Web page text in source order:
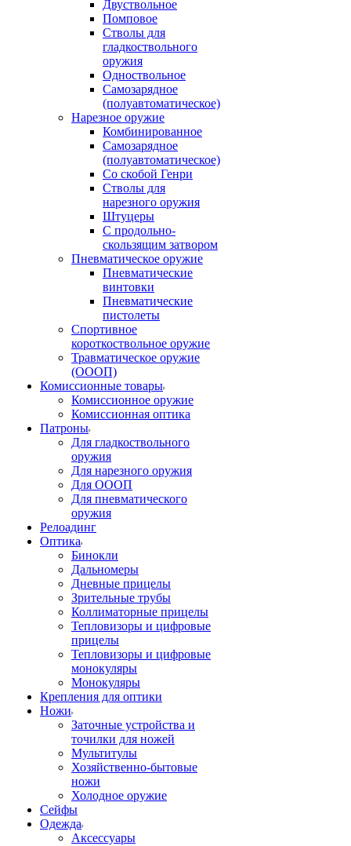
Двуствольное
Помповое
Стволы для
гладкоствольного
оружия
Одноствольное
Самозарядное
(полуавтоматическое)
Нарезное оружие
Комбинированное
Самозарядное
(полуавтоматическое)
Со скобой Генри
Стволы для
нарезного оружия
Штуцеры
С продольно-
скользящим затвором
Пневматическое оружие
Пневматические
винтовки
Пневматические
пистолеты
Спортивное
короткоствольное оружие
Травматическое оружие
(ОООП)
Комиссионные товары
Комиссионное оружие
Комиссионная оптика
Патроны
Для гладкоствольного
оружия
Для нарезного оружия
Для ОООП
Для пневматического
оружия
Релоадинг
Оптика
Бинокли
Дальномеры
Дневные прицелы
Зрительные трубы
Коллиматорные прицелы
Тепловизоры и цифровые
прицелы
Тепловизоры и цифровые
монокуляры
Монокуляры
Крепления для оптики
Ножи
Заточные устройства и
точилки для ножей
Мультитулы
Хозяйственно-бытовые
ножи
Холодное оружие
Сейфы
Одежда
Аксессуары